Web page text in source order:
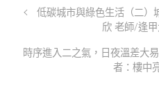
低碳城市與綠色生活（二）
欣 老師/逢
時序進入二之氣，日夜溫差大
者：樓中